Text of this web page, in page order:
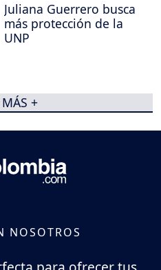
Juliana Guerrero busca
más protección de la
UNP
+
NOSOTROS